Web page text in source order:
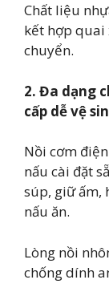
Chất liệu
kết hợp quai
chuyển.
2. Đa dạng
cấp dễ vệ
Nồi cơm
nấu cài đặt
súp, giữ ấm,
nấu ăn.
Lòng nồi
chống dính